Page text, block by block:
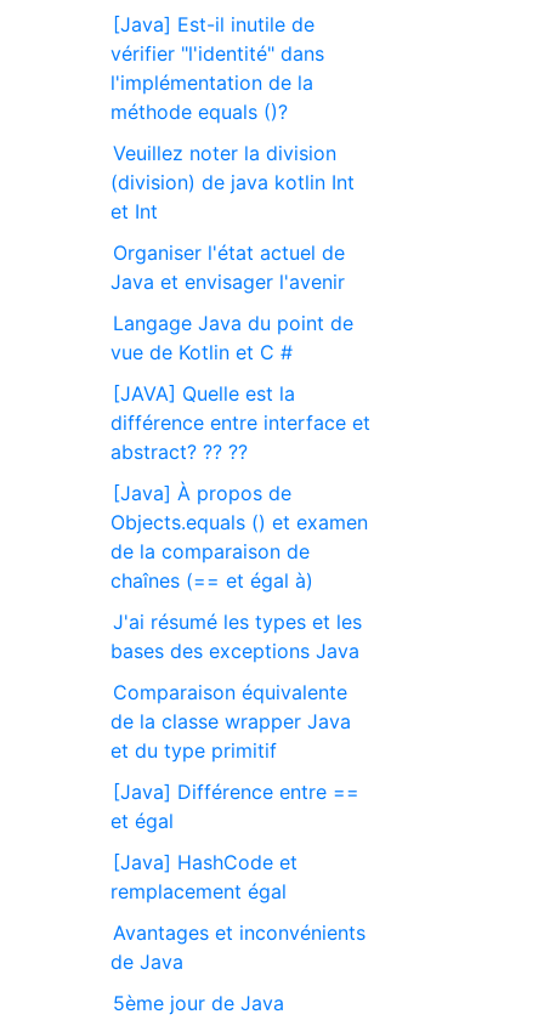
[Java] Est-il inutile de
vérifier "l'identité" dans
l'implémentation de la
méthode equals ()?
Veuillez noter la division
(division) de java kotlin Int
et Int
Organiser l'état actuel de
Java et envisager l'avenir
Langage Java du point de
vue de Kotlin et C #
[JAVA] Quelle est la
différence entre interface et
abstract? ?? ??
[Java] À propos de
Objects.equals () et examen
de la comparaison de
chaînes (== et égal à)
J'ai résumé les types et les
bases des exceptions Java
Comparaison équivalente
de la classe wrapper Java
et du type primitif
[Java] Différence entre ==
et égal
[Java] HashCode et
remplacement égal
Avantages et inconvénients
de Java
5ème jour de Java